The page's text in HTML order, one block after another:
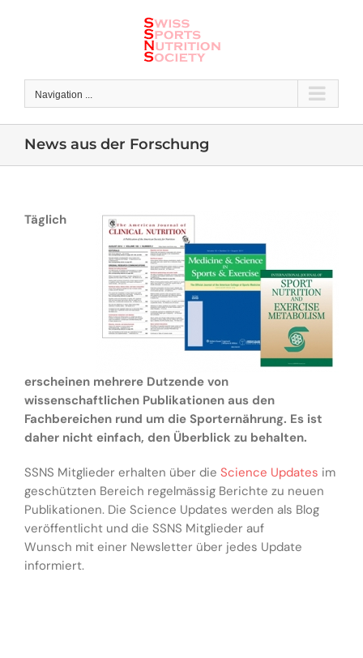
Navigation ...
News aus der Forschung
Täglich
erscheinen mehrere Dutzende von
wissenschaftlichen Publikationen aus den
Fachbereichen rund um die Sporternährung. Es ist
daher nicht einfach, den Überblick zu behalten.
SSNS Mitglieder erhalten über die Science Updates im
geschützten Bereich regelmässig Berichte zu neuen
Publikationen. Die Science Updates werden als Blog
veröffentlicht und die SSNS Mitglieder auf
Wunsch mit einer Newsletter über jedes Update
informiert.